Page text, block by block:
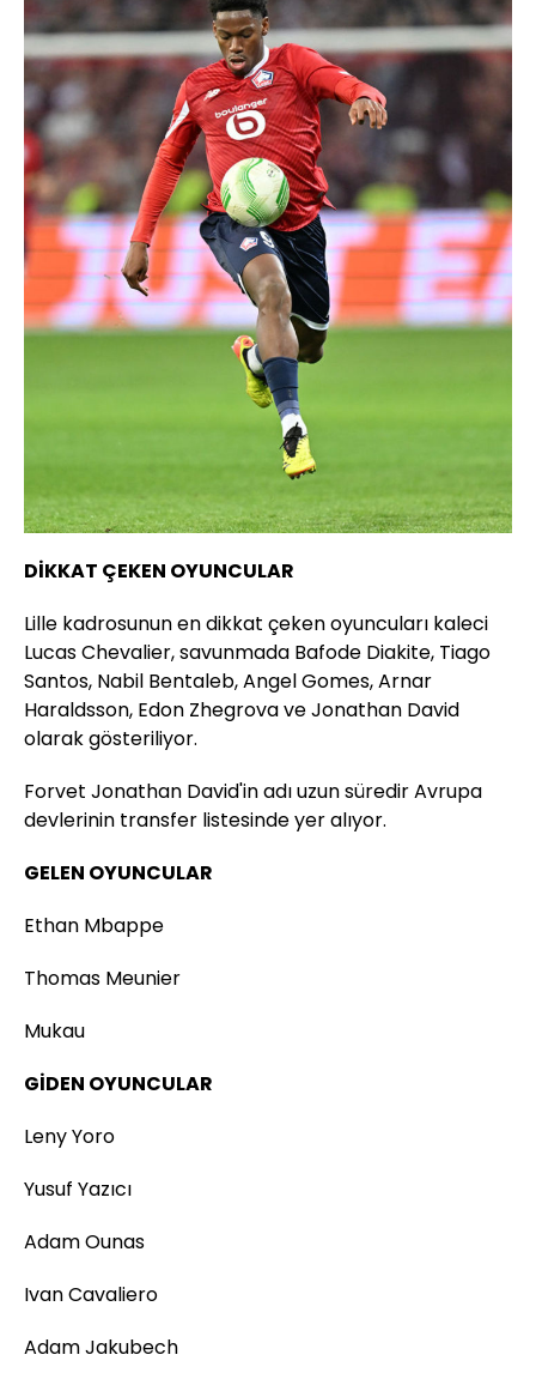
DİKKAT ÇEKEN OYUNCULAR
Lille kadrosunun en dikkat çeken oyuncuları kaleci
Lucas Chevalier, savunmada Bafode Diakite, Tiago
Santos, Nabil Bentaleb, Angel Gomes, Arnar
Haraldsson, Edon Zhegrova ve Jonathan David
olarak gösteriliyor.
Forvet Jonathan David'in adı uzun süredir Avrupa
devlerinin transfer listesinde yer alıyor.
GELEN OYUNCULAR
Ethan Mbappe
Thomas Meunier
Mukau
GİDEN OYUNCULAR
Leny Yoro
Yusuf Yazıcı
Adam Ounas
Ivan Cavaliero
Adam Jakubech